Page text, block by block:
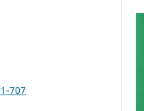
707